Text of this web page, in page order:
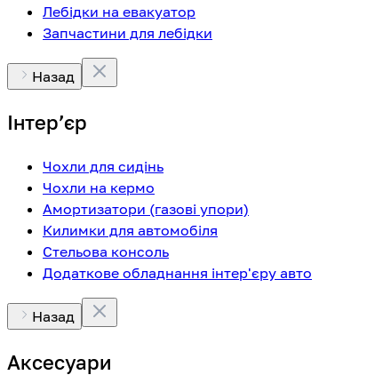
Лебідки на евакуатор
Запчастини для лебідки
Назад
Інтерʼєр
Чохли для сидінь
Чохли на кермо
Амортизатори (газові упори)
Килимки для автомобіля
Стельова консоль
Додаткове обладнання інтер'єру авто
Назад
Аксесуари